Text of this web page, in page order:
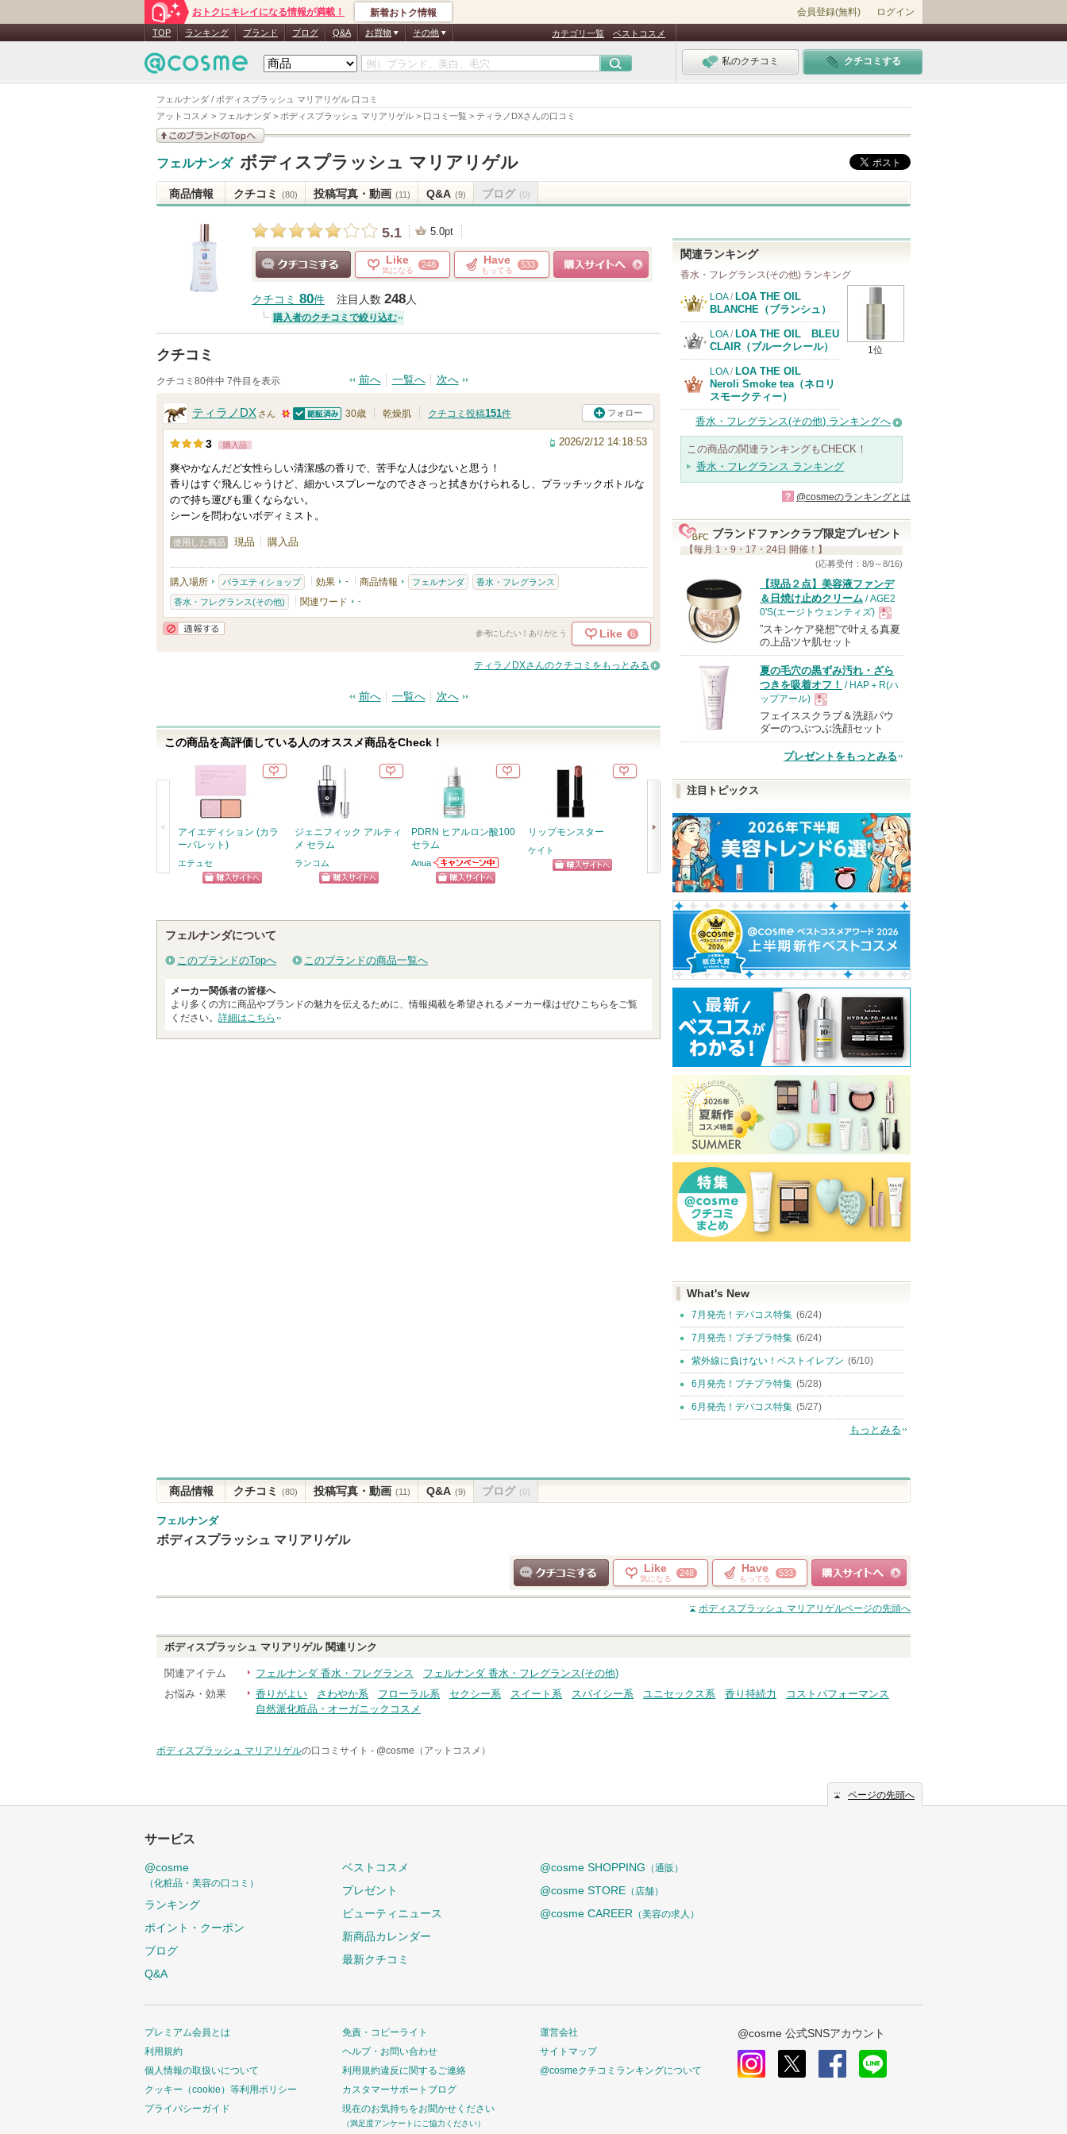
フェルナンダ / ボディスプラッシュ マリアリゲル 口コミ
アットコスメ > フェルナンダ > ボディスプラッシュ マリアリゲル > 口コミ一覧 > ティラノDXさんの口コミ
おトクにキレイになる情報が満載！ 新着おトク情報 会員登録(無料) ログイン
TOP ランキング ブランド ブログ Q&A お買物 その他 カテゴリ一覧 ベストコスメ
私のクチコミ クチコミする
このブランドの情報を
フェルナンダ ボディスプラッシュ マリアリゲル
商品情報 クチコミ (80) 投稿写真・動画 (11) Q&A (9) ブログ (0)
5.1 5.0pt
Like
気になる
248 Have
もってる
533
クチコミ 80件 注目人数 248人
購入者のクチコミで絞り込む
クチコミ
クチコミ80件中 7件目を表示 前へ 一覧へ 次へ
ティラノDX さん
5
人
以
上
ン
バ
ー
り
録
認証済
30歳 乾燥肌 クチコミ投稿151件 フォロー
3 購入品 2026/2/12 14:18:53
爽やかなんだど女性らしい清潔感の香りで、苦手な人は少ないと思う！
香りはすぐ飛んじゃうけど、細かいスプレーなのでささっと拭きかけられるし、プラッチックボトルな
ので持ち運びも重くならない。
シーンを問わないボディミスト。
使用した商品 現品 購入品
購入場所 バラエティショップ 効果 - 商品情報 フェルナンダ 香水・フレグランス
香水・フレグランス(その他) 関連ワード -
参考にしたい！ありがとう Like 6
ティラノDXさんのクチコミをもっとみる
前へ 一覧へ 次へ
この商品を高評価している人のオススメ商品をCheck！
アイエディション (カラ
ーパレット)
エテュセ
ジェニフィック アルティ
メ セラム
ランコム
PDRN ヒアルロン酸100
セラム
Anua
Anuaからのお知
らせがあります
リップモンスター
ケイト
M・A・C ミネラライズ
スキンフィニッシュ
M・A・C
ショッピン
グサイトへ
ポッピングシルエットシ
ャドウ
ケイト
ショッピン
グサイトへ
RMK デューイーメルト
リップカラー
RMK
ショッピン
グサイトへ
フェルナンダについて
このブランドのTopへ このブランドの商品一覧へ
メーカー関係者の皆様へ
より多くの方に商品やブランドの魅力を伝えるために、情報掲載を希望されるメーカー様はぜひこちらをご覧
ください。 詳細はこちら
関連ランキング
香水・フレグランス(その他) ランキング
1位
LOA/ LOA THE OIL
BLANCHE（ブランシュ）
LOA/ LOA THE OIL BLEU
CLAIR（ブルークレール）
LOA/ LOA THE OIL
Neroli Smoke tea（ネロリ
スモークティー）
香水・フレグランス(その他) ランキングへ
この商品の関連ランキングもCHECK！
香水・フレグランス ランキング
? @cosmeのランキングとは
ブランドファンクラブ限定プレゼント
【毎月 1・9・17・24日 開催！】
(応募受付：8/9～8/16)
【現品２点】美容液ファンデ
＆日焼け止めクリーム / AGE2
0'S(エージトウェンティズ)
現
品
”スキンケア発想”で叶える真夏
の上品ツヤ肌セット
夏の毛穴の黒ずみ汚れ・ざら
つきを吸着オフ！ / HAP＋R(ハ
ップアール)
現
品
フェイススクラブ＆洗顔パウ
ダーのつぶつぶ洗顔セット
プレゼントをもっとみる
注目トピックス
What's New
7月発売！デパコス特集 (6/24)
7月発売！プチプラ特集 (6/24)
紫外線に負けない！ベストイレブン (6/10)
6月発売！プチプラ特集 (5/28)
6月発売！デパコス特集 (5/27)
もっとみる
商品情報 クチコミ (80) 投稿写真・動画 (11) Q&A (9) ブログ (0)
フェルナンダ
ボディスプラッシュ マリアリゲル
クチコミする
Like
気になる
248 Have
もってる
533
ショッピングサイト
へ
ボディスプラッシュ マリアリゲルページの先頭へ
ボディスプラッシュ マリアリゲル関連リンク
関連アイテム フェルナンダ 香水・フレグランス
フェルナンダ 香水・フレグランス(その他)
お悩み・効果
香りがよい さわやか系 フローラル系 セクシー系 スイート系 スパイシー系 ユニセックス系 香り持続力
コストパフォーマンス
自然派化粧品・オーガニックコスメ
ボディスプラッシュ マリアリゲルの口コミサイト - @cosme（アットコスメ）
ページの先頭へ
サービス
@cosme
（化粧品・美容の口コミ）
ランキング
ポイント・クーポン
ブログ
Q&A
ベストコスメ
プレゼント
ビューティニュース
新商品カレンダー
最新クチコミ
@cosme SHOPPING （通販）
@cosme STORE （店舗）
@cosme CAREER （美容の求人）
プレミアム会員とは
利用規約
個人情報の取扱いについて
クッキー（cookie）等利用ポリシー
プライバシーガイド
免責・コピーライト
ヘルプ・お問い合わせ
利用規約違反に関するご連絡
カスタマーサポートブログ
現在のお気持ちをお聞かせください
（満足度アンケートにご協力ください）
運営会社
サイトマップ
@cosmeクチコミランキングについて
@cosme 公式SNSアカウント